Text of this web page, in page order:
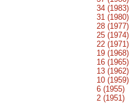
34 (1983)
31 (1980)
28 (1977)
25 (1974)
22 (1971)
19 (1968)
16 (1965)
13 (1962)
10 (1959)
6 (1955)
2 (1951)